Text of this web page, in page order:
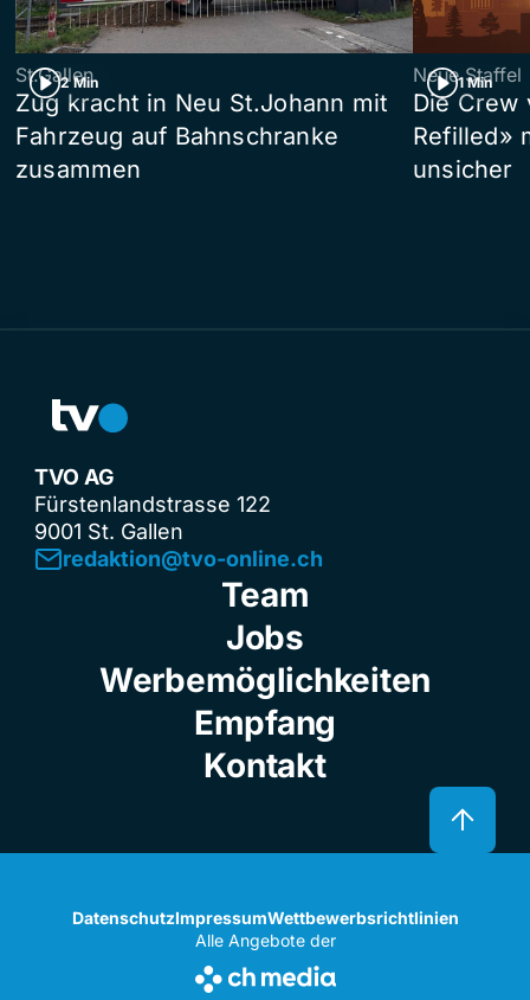
2 Min
St.Gallen
Zug kracht in Neu St.Johann mit
Fahrzeug auf Bahnschranke
zusammen
1 Min
Neue Staffel
Die Crew
Refilled»
unsicher
TVO AG
Fürstenlandstrasse 122
9001 St. Gallen
redaktion@tvo-online.ch
Team
Jobs
Werbemöglichkeiten
Empfang
Kontakt
DatenschutzImpressumWettbewerbsrichtlinien
Alle Angebote der